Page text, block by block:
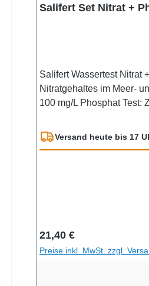
Salifert Set Nitrat +
Salifert Wassertest Nitrat + Phosphat im Set Salifert Test zum testen des Calciumgehaltes im
Nitratgehaltes im Meer- und Süßwasser - Reicht für ca. 50 Tests - Langes Haltbarkeitsdatum - Einfache
100 mg/L Phosphat Test: Zur präzisen Bestimmung des Magnesiumwertes in Ihrem Meerwasseraquarium - Ausreichend für ca. 60 Testergebnisse - Lange Haltbarkeit
Versand heute bis 17
Regulärer Preis:
21,40 €
Preise inkl. MwSt. zzgl.